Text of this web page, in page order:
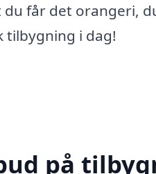
får det orangeri,
tilbygning i dag!
på